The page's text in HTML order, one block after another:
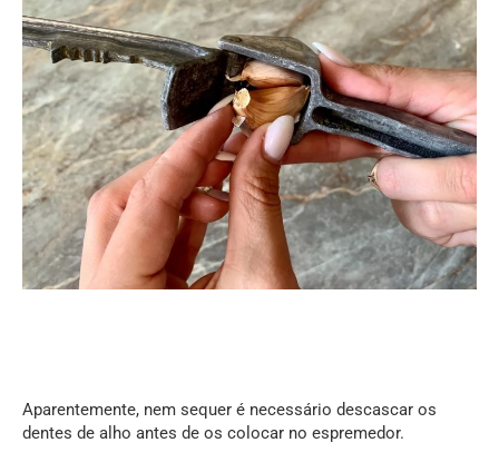
Aparentemente, nem sequer é necessário descascar os
dentes de alho antes de os colocar no espremedor.